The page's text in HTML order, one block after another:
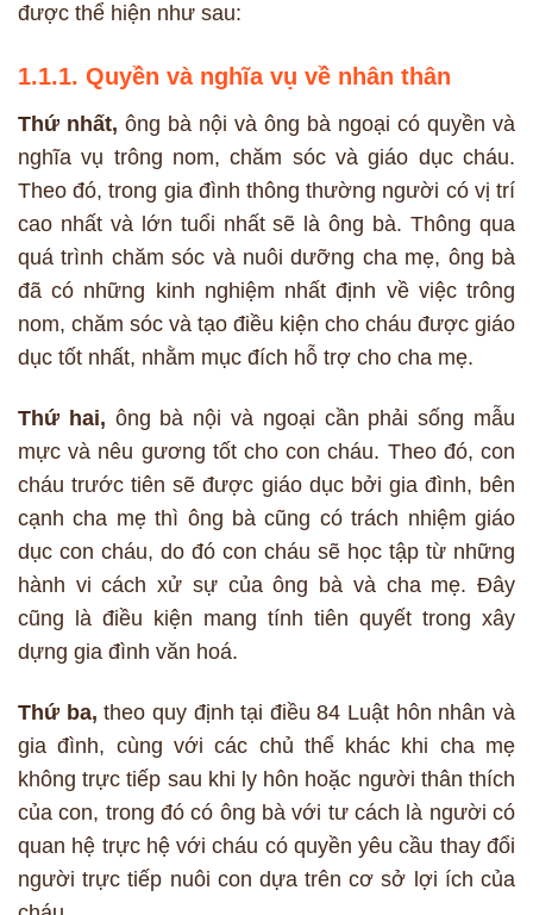
được thể hiện như sau:
1.1.1. Quyền và nghĩa vụ về nhân thân
Thứ nhất, ông bà nội và ông bà ngoại có quyền và
nghĩa vụ trông nom, chăm sóc và giáo dục cháu.
Theo đó, trong gia đình thông thường người có vị trí
cao nhất và lớn tuổi nhất sẽ là ông bà. Thông qua
quá trình chăm sóc và nuôi dưỡng cha mẹ, ông bà
đã có những kinh nghiệm nhất định về việc trông
nom, chăm sóc và tạo điều kiện cho cháu được giáo
dục tốt nhất, nhằm mục đích hỗ trợ cho cha mẹ.
Thứ hai, ông bà nội và ngoại cần phải sống mẫu
mực và nêu gương tốt cho con cháu. Theo đó, con
cháu trước tiên sẽ được giáo dục bởi gia đình, bên
cạnh cha mẹ thì ông bà cũng có trách nhiệm giáo
dục con cháu, do đó con cháu sẽ học tập từ những
hành vi cách xử sự của ông bà và cha mẹ. Đây
cũng là điều kiện mang tính tiên quyết trong xây
dựng gia đình văn hoá.
Thứ ba,theo quy định tại điều 84 Luật hôn nhân và
gia đình, cùng với các chủ thể khác khi cha mẹ
không trực tiếp sau khi ly hôn hoặc người thân thích
của con, trong đó có ông bà với tư cách là người có
quan hệ trực hệ với cháu có quyền yêu cầu thay đổi
người trực tiếp nuôi con dựa trên cơ sở lợi ích của